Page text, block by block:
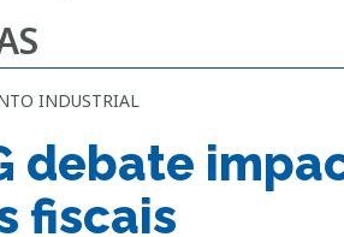
INDUSTRIAL
debate
fiscais